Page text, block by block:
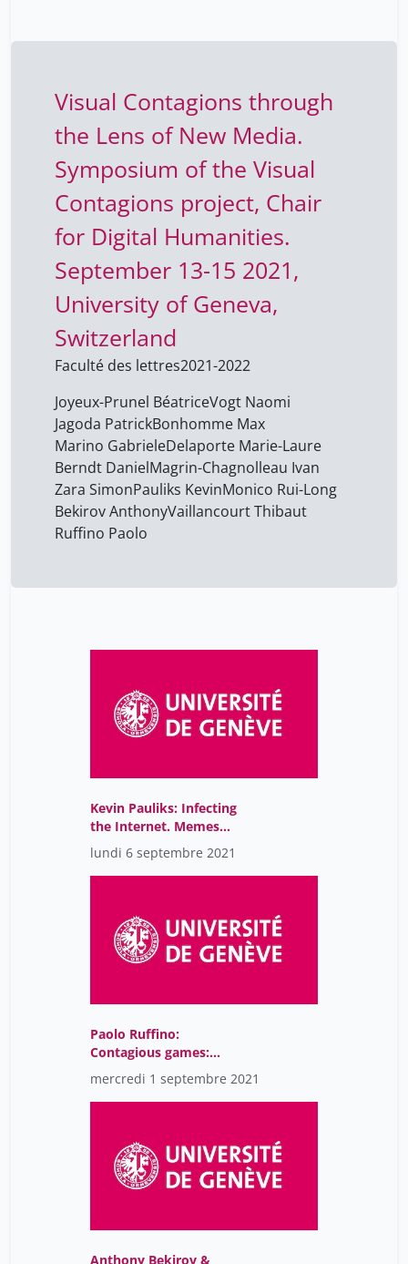
Visual Contagions through
the Lens of New Media.
Symposium of the Visual
Contagions project, Chair
for Digital Humanities.
September 13-15 2021,
University of Geneva,
Switzerland
Faculté des lettres2021-2022
Joyeux-Prunel BéatriceVogt Naomi
Jagoda PatrickBonhomme Max
Marino GabrieleDelaporte Marie-Laure
Berndt DanielMagrin-Chagnolleau Ivan
Zara SimonPauliks KevinMonico Rui-Long
Bekirov AnthonyVaillancourt Thibaut
Ruffino Paolo
Kevin Pauliks: Infecting
the Internet. Memes
Between Virality and
Practice
lundi 6 septembre 2021
Paolo Ruffino:
Contagious games:
agency and affect in
videogame culture
mercredi 1 septembre 2021
Anthony Bekirov &